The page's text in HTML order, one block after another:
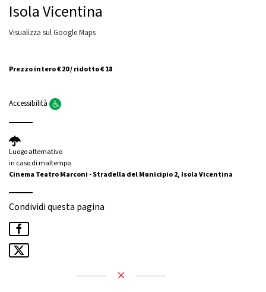
Isola Vicentina
Visualizza sul Google Maps
Prezzo intero € 20 / ridotto € 18
Accessibilità
Luogo alternativo
in caso di maltempo
Cinema Teatro Marconi - Stradella del Municipio 2, Isola Vicentina
Condividi questa pagina